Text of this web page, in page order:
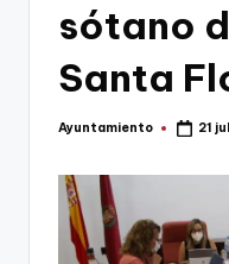
sótano
Santa
Publicado
Ayuntamiento 21